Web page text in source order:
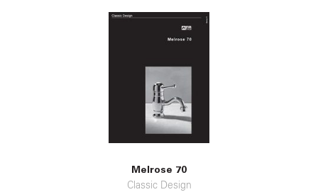
Melrose 70
Classic Design